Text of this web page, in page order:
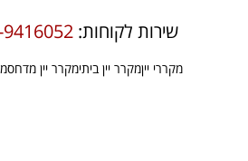
שירות לקוחות: 9416052
מקררי ייןמקרר יין ביתימקרר יין מדחס